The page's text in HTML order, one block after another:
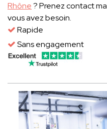
Rhône? Prenez contact
vous avez besoin.
Rapide
Sans engagement